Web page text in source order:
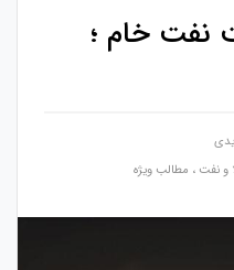
نفت خام ؛
و نفت ، مطالب ویژه